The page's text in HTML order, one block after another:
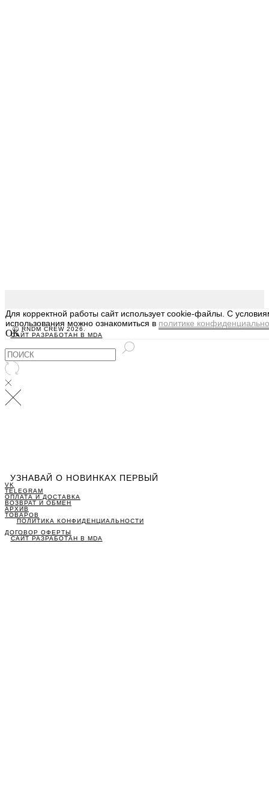
УЗНАВАЙ О НОВИНКАХ ПЕРВЫЙ
VK
TELEGRAM
ОПЛАТА И ДОСТАВКА
ВОЗВРАТ И ОБМЕН
АРХИВ
ТОВАРОВ
ПОЛИТИКА КОНФИДЕНЦИАЛЬНОСТИ
ДОГОВОР ОФЕРТЫ
САЙТ РАЗРАБОТАН В MDA
Ⓒ RNDM CREW 2026.
САЙТ РАЗРАБОТАН В MDA
Для корректной работы сайт использует cookie-файлы. С
использования можно ознакомиться в политике
OK